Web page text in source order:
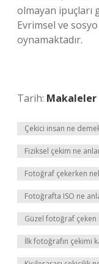
olmayan
Evrimsel ve
oynamaktadır.
Tarih: Makaleler
Çekici insan ne
Fiziksel çekim ne
Fotoğraf çekerken
Fotoğrafta ISO ne
Güzel fotoğraf
İlk fotoğrafın çekimi